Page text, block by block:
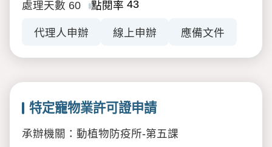
處理天數 60 點閱率 43
代理人申辦 線上申辦 應備文件
特定寵物業許可證申請
承辦機關：動植物防疫所-第五課